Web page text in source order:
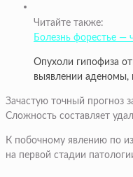
Читайте также:
Болезнь форестье —
Опухоли гипофиза
выявлении аденомы,
Зачастую точный прогноз
Сложность составляет
К побочному явлению по
на первой стадии